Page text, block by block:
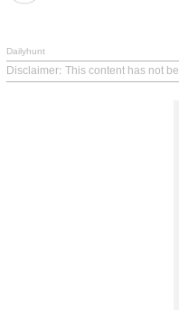
Dailyhunt
Disclaimer: This content has not